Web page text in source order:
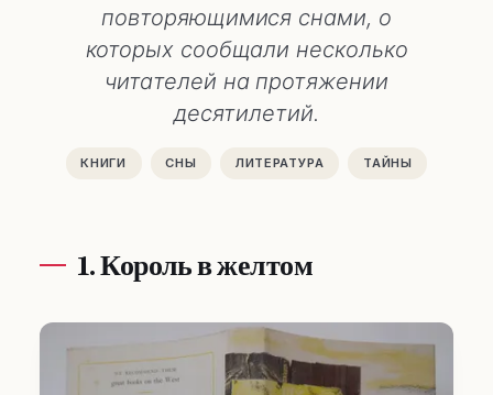
повторяющимися снами, о
которых сообщали несколько
читателей на протяжении
десятилетий.
КНИГИ СНЫ ЛИТЕРАТУРА ТАЙНЫ
1. Король в желтом